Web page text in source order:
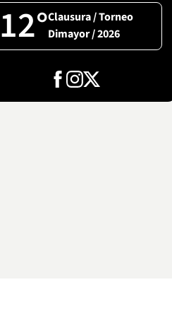
12°Clausura / Torneo
Dimayor / 2026